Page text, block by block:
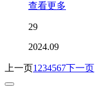
查看更多
29
2024.09
上一页1 234567下一页